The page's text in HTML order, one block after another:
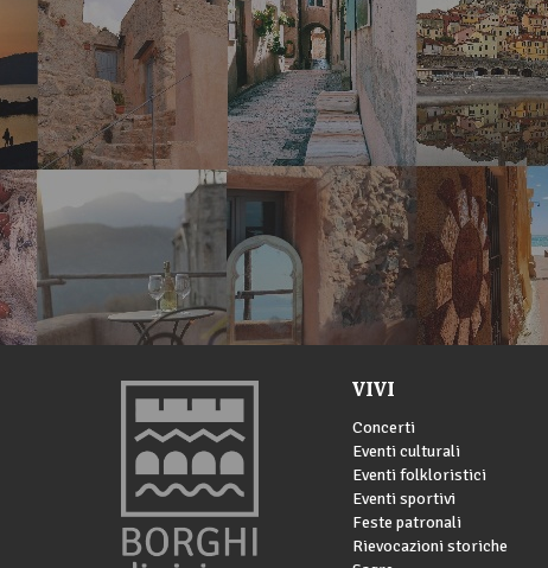
VIVI
Concerti
Eventi culturali
Eventi folkloristici
Eventi sportivi
Feste patronali
Rievocazioni storiche